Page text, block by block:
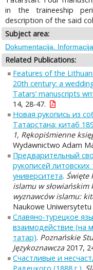
in the traineeship
description of the said
Subject area:
Dokumentacija.
Related Publications:
Features of the
20th century: a
Tatars’ manuscripts
14, 28-47.
Новая рукопись из
Татарстана: китаб
1, Rękopiśmienne
Wydawnictwo Adam
Предварительный
рукописей
университета. Święte
islamu w
wyznawców islamu:
Naukowe Uniwersytetu
Славяно-турецкое
взаимодействие (на
татар). Poznańskie
Językoznawcza2017,
Счастливые и